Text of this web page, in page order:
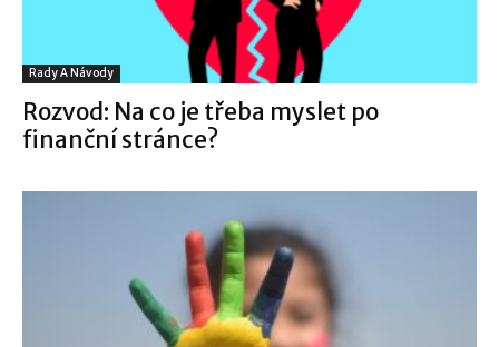
Rady A Návody
Rozvod: Na co je třeba myslet po
finanční stránce?